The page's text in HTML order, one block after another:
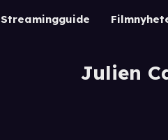
Streamingguide
Julien